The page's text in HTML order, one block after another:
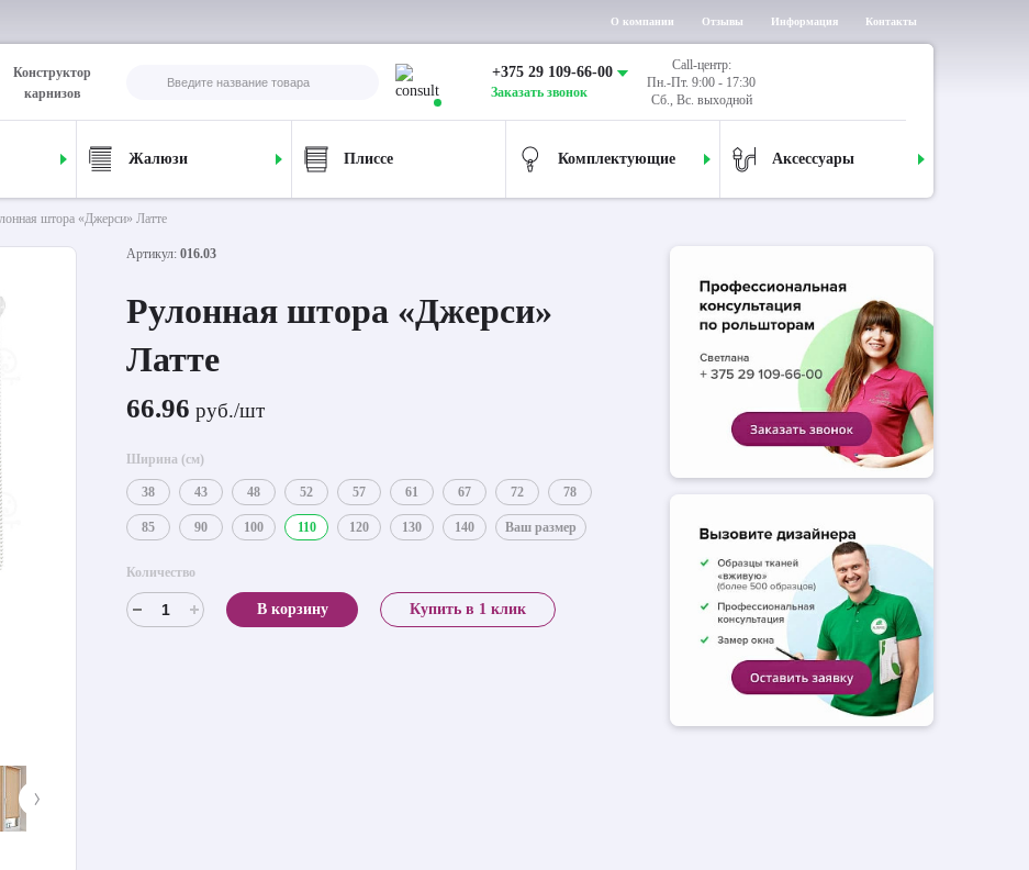
О компании Отзывы Информация Контакты
Конструктор
карнизов
+375 29 109-66-00
Заказать звонок
Call-центр:
Пн.-Пт. 9:00 - 17:30
Сб., Вс. выходной
Жалюзи Плиссе Комплектующие Аксессуары
штора «Джерси» Латте
Артикул: 016.03
Рулонная штора «Джерси»
Латте
66.96 руб./шт
Ширина (см)
38 43 48 52 57 61 67 72 78
85 90 100 110 120 130 140 Ваш размер
Количество
В корзину Купить в 1 клик